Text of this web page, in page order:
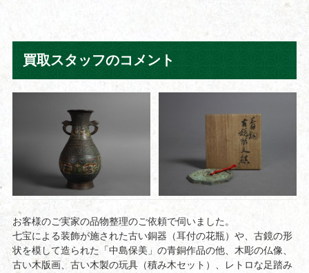
買取スタッフのコメント
お客様のご実家の品物整理のご依頼で伺いました。
七宝による装飾が施された古い銅器（耳付の花瓶）や、古鏡の形
状を模して造られた「中島保美」の青銅作品の他、木彫の仏像、
古い木版画、古い木製の玩具（積み木セット）、レトロな足踏み